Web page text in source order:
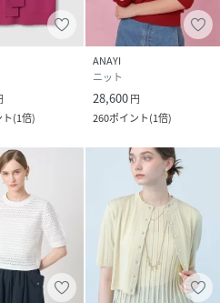
41-360 RW4375)
(1倍)
ANAYI
ニット
28,600円
260ポイント(1倍)